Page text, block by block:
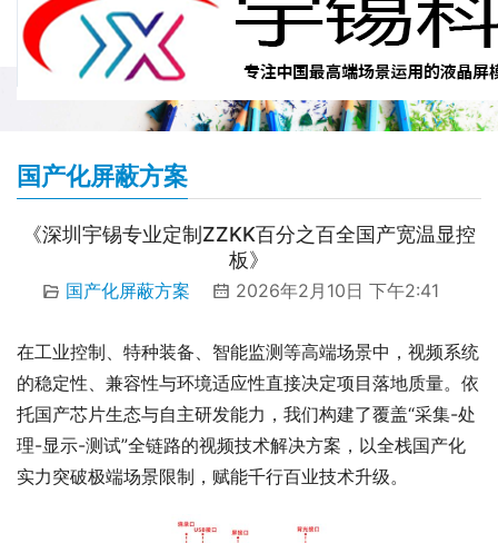
国产化屏蔽方案
《深圳宇锡专业定制ZZKK百分之百全国产宽温显控
板》
国产化屏蔽方案 2026年2月10日 下午2:41
在工业控制、特种装备、智能监测等高端场景中，视频系统
的稳定性、兼容性与环境适应性直接决定项目落地质量。依
托国产芯片生态与自主研发能力，我们构建了覆盖“采集-处
理-显示-测试”全链路的视频技术解决方案，以全栈国产化
实力突破极端场景限制，赋能千行百业技术升级。